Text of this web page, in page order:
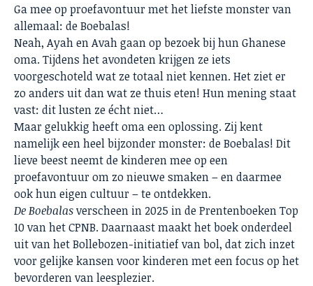
Ga mee op proefavontuur met het liefste monster van
allemaal: de Boebalas!
Neah, Ayah en Avah gaan op bezoek bij hun Ghanese
oma. Tijdens het avondeten krijgen ze iets
voorgeschoteld wat ze totaal niet kennen. Het ziet er
zo anders uit dan wat ze thuis eten! Hun mening staat
vast: dit lusten ze écht niet…
Maar gelukkig heeft oma een oplossing. Zij kent
namelijk een heel bijzonder monster: de Boebalas! Dit
lieve beest neemt de kinderen mee op een
proefavontuur om zo nieuwe smaken – en daarmee
ook hun eigen cultuur – te ontdekken.
De Boebalasverscheen in 2025 in de Prentenboeken Top
10 van het CPNB. Daarnaast maakt het boek onderdeel
uit van het Bollebozen-initiatief van bol, dat zich inzet
voor gelijke kansen voor kinderen met een focus op het
bevorderen van leesplezier.